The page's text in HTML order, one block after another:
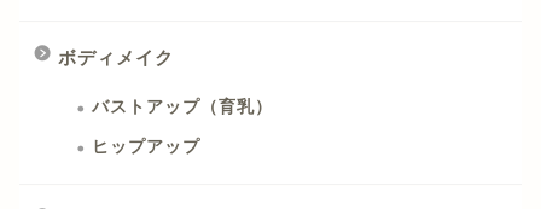
ボディメイク
バストアップ（育乳）
ヒップアップ